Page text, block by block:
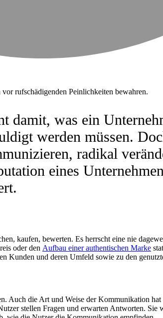
rufschädigenden Peinlichkeiten bewahren.
damit, was ein
werden müssen.
radikal
eines
kaufen, bewerten. Es herrscht eine nie
oder den Aufbau einer authentischen Marke
Kunden und deren Umfeld sowie zu den
Auch die Art und Weise der Kommunikation
stellen Fragen und erwarten Antworten. Sie